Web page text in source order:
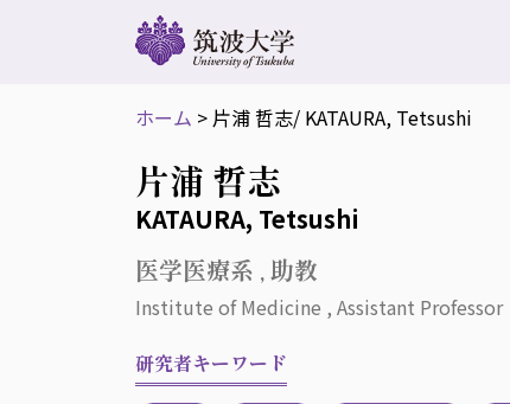
ホーム > 片浦 哲志/ KATAURA, Tetsushi
片浦 哲志
KATAURA, Tetsushi
医学医療系 , 助教
Institute of Medicine , Assistant Professor
研究者キーワード